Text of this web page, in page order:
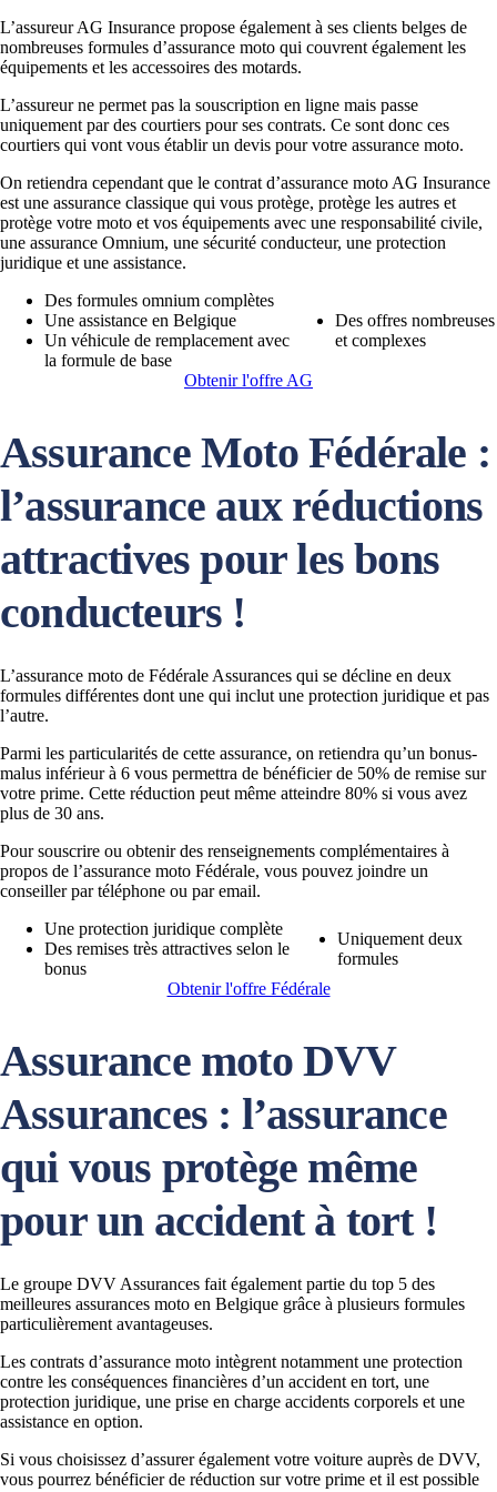
L’assureur AG Insurance propose également à ses clients belges de
nombreuses formules d’assurance moto qui couvrent également les
équipements et les accessoires des motards.
L’assureur ne permet pas la souscription en ligne mais passe
uniquement par des courtiers pour ses contrats. Ce sont donc ces
courtiers qui vont vous établir un devis pour votre assurance moto.
On retiendra cependant que le contrat d’assurance moto AG Insurance
est une assurance classique qui vous protège, protège les autres et
protège votre moto et vos équipements avec une responsabilité civile,
une assurance Omnium, une sécurité conducteur, une protection
juridique et une assistance.
Des formules omnium complètes
Une assistance en Belgique
Un véhicule de remplacement avec
la formule de base
Des offres nombreuses
et complexes
Obtenir l'offre AG
Assurance Moto Fédérale :
l’assurance aux réductions
attractives pour les bons
conducteurs !
L’assurance moto de Fédérale Assurances qui se décline en deux
formules différentes dont une qui inclut une protection juridique et pas
l’autre.
Parmi les particularités de cette assurance, on retiendra qu’un bonus-
malus inférieur à 6 vous permettra de bénéficier de 50% de remise sur
votre prime. Cette réduction peut même atteindre 80% si vous avez
plus de 30 ans.
Pour souscrire ou obtenir des renseignements complémentaires à
propos de l’assurance moto Fédérale, vous pouvez joindre un
conseiller par téléphone ou par email.
Une protection juridique complète
Des remises très attractives selon le
bonus
Uniquement deux
formules
Obtenir l'offre Fédérale
Assurance moto DVV
Assurances : l’assurance
qui vous protège même
pour un accident à tort !
Le groupe DVV Assurances fait également partie du top 5 des
meilleures assurances moto en Belgique grâce à plusieurs formules
particulièrement avantageuses.
Les contrats d’assurance moto intègrent notamment une protection
contre les conséquences financières d’un accident en tort, une
protection juridique, une prise en charge accidents corporels et une
assistance en option.
Si vous choisissez d’assurer également votre voiture auprès de DVV,
vous pourrez bénéficier de réduction sur votre prime et il est possible